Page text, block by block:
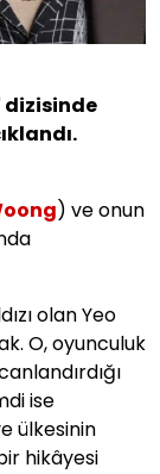
dizisinde
) ve onun
olan Yeo
O, oyunculuk
ise
ülkesinin
hikâyesi